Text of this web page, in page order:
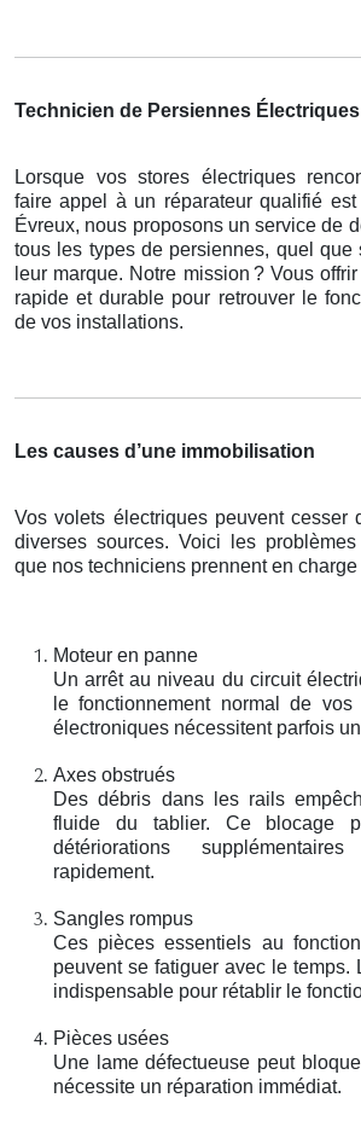
Technicien de Persiennes
Lorsque vos stores électriques
faire appel à un réparateur qualifié
Évreux, nous proposons un service de
tous les types de persiennes, quel que
leur marque. Notre mission ? Vous
rapide et durable pour retrouver le
de vos installations.
Les causes d’une immobilisation
Vos volets électriques peuvent cesser
diverses sources. Voici les
que nos techniciens prennent en charge
Moteur en panne
Un arrêt au niveau du circuit
le fonctionnement normal de
électroniques nécessitent parfois
Axes obstrués
Des débris dans les rails
fluide du tablier. Ce blocage
détériorations
rapidement.
Sangles rompus
Ces pièces essentiels au
peuvent se fatiguer avec le temps.
indispensable pour rétablir le
Pièces usées
Une lame défectueuse peut
nécessite un réparation immédiat.